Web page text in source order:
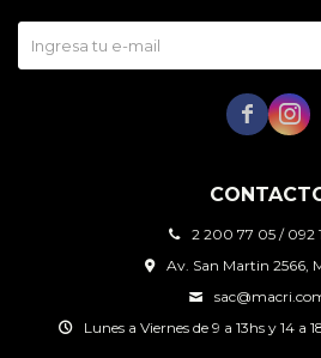
2 200 77 05 / 092
Av. San Martin 2566,
Lunes a Viernes de 9 a 13hs y 14 a
 